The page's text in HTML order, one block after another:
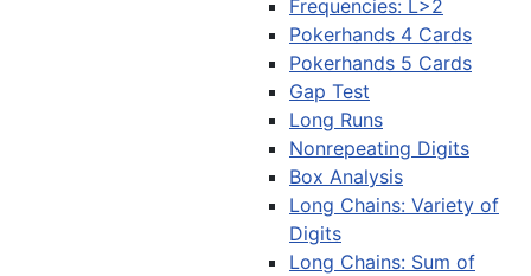
Frequencies: L>2
Pokerhands 4 Cards
Pokerhands 5 Cards
Gap Test
Long Runs
Nonrepeating Digits
Box Analysis
Long Chains: Variety of
Digits
Long Chains: Sum of